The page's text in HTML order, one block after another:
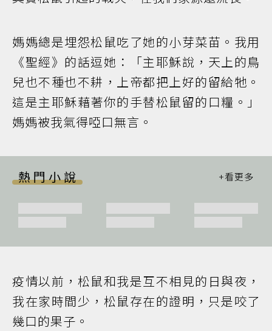
媽媽總是埋怨松鼠吃了她的小芽菜苗。我用
《聖經》的話逗她：「主耶穌說，天上的鳥
兒也不種也不耕，上帝都把上好的留給牠。
這是主耶穌藉著你的手替松鼠留的口糧。」
媽媽被我氣得啞口無言。
熱門小說
疫情以前，松鼠和我是互不相見的日與夜，
我在家時間少，松鼠存在的證明，只是咬了
幾口的果子。